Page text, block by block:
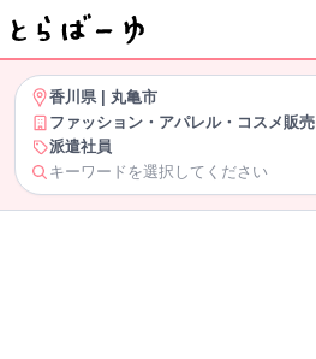
香川県| 丸亀市
ファッション・アパレル・コスメ販売
派遣社員
キーワードを選択してください